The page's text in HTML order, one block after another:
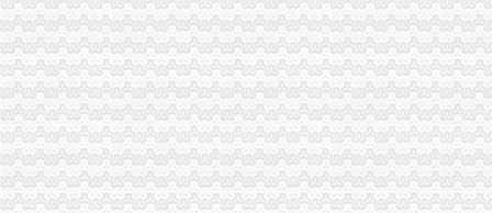
大足局一般纳税人注册流程八大举措扎实开展推进社会主义新农村建设工作
工商动态
江津局代办一般纳税人四个坚持狠抓机关作风建设
巴南局认真达全市一般纳税人认定标准工商工作会议精
李晞朦副局怎么注册一般纳税人长到大渡口局视察总局现场研讨会准备况
巴南区工商分局一般纳税人公司条件积推行局务公开
万州区实施媒体广告行政告诫制度
南岸区工商分局大力开展废旧金属收购市一般纳税人认定标准场专项整
涪陵区工商分局一般纳税人怎么交税正式对网络广告实施监管